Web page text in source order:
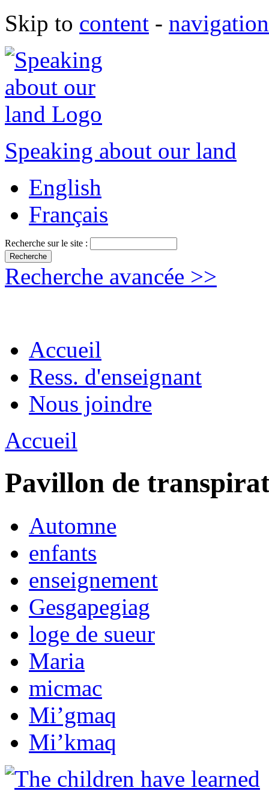
Skip to content - navigation
Speaking about our land
English
Français
Recherche sur le site :
Recherche avancée >>
Accueil
Ress. d'enseignant
Nous joindre
Accueil
Pavillon de
Automne
enfants
enseignement
Gesgapegiag
loge de sueur
Maria
micmac
Mi’gmaq
Mi’kmaq